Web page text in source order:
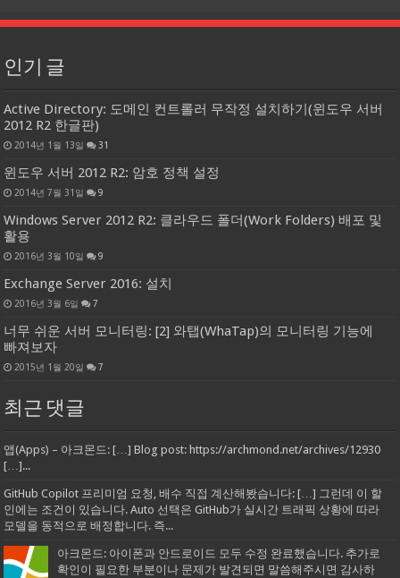
인기 글
Active Directory: 도메인 컨트롤러 무작정 설치하기(윈도우 서버
2012 R2 한글판)
2014년 1월 13일 31
윈도우 서버 2012 R2: 암호 정책 설정
2014년 7월 31일 9
Windows Server 2012 R2: 클라우드 폴더(Work Folders) 배포 및
활용
2016년 3월 10일 9
Exchange Server 2016: 설치
2016년 3월 6일 7
너무 쉬운 서버 모니터링: [2] 와탭(WhaTap)의 모니터링 기능에
빠져보자
2015년 1월 20일 7
최근 댓글
앱(Apps) – 아크몬드: […] Blog post: https://archmond.net/archives/12930
[…]...
GitHub Copilot 프리미엄 요청, 배수 직접 계산해봤습니다: […] 그런데 이 할
인에는 조건이 있습니다. Auto 선택은 GitHub가 실시간 트래픽 상황에 따라
모델을 동적으로 배정합니다. 즉...
아크몬드: 아이폰과 안드로이드 모두 수정 완료했습니다. 추가로
확인이 필요한 부분이나 문제가 발견되면 말씀해주시면 감사하